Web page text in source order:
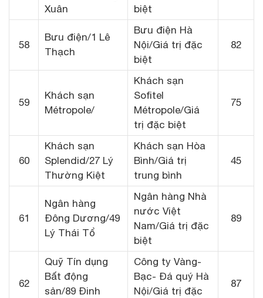
Xuân
biệt
58
Bưu điện/1 Lê
Thạch
Bưu điện Hà
Nội/Giá trị đặc
biệt
82
59
Khách sạn
Métropole/
Khách sạn
Sofitel
Métropole/Giá
trị đặc biệt
75
60
Khách sạn
Splendid/27 Lý
Thường Kiệt
Khách sạn Hòa
Bình/Giá trị
trung bình
45
61
Ngân hàng
Đông Dương/49
Lý Thái Tổ
Ngân hàng Nhà
nước Việt
Nam/Giá trị đặc
biệt
89
62
Quỹ Tín dụng
Bất động
sản/89 Đinh
Công ty Vàng-
Bạc- Đá quý Hà
Nội/Giá trị đặc
87